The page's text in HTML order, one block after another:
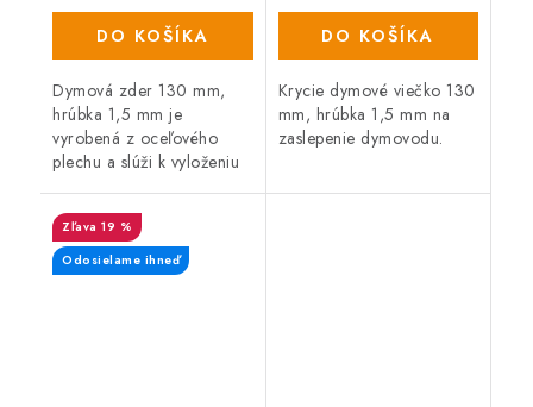
DO KOŠÍKA
Dymová zder 130 mm,
hrúbka 1,5 mm je
vyrobená z oceľového
plechu a slúži k vyloženiu
vašich kachlí a krbov.
DO KOŠÍKA
Krycie dymové viečko 130
mm, hrúbka 1,5 mm na
zaslepenie dymovodu.
19 %
Odosielame ihneď